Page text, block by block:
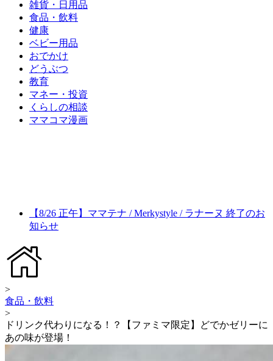
雑貨・日用品
食品・飲料
健康
ベビー用品
おでかけ
どうぶつ
教育
マネー・投資
くらしの相談
ママコマ漫画
【8/26 正午】ママテナ / Merkystyle / ラナーヌ 終了のお
知らせ
>
食品・飲料
>
ドリンク代わりになる！？【ファミマ限定】どでかゼリーに
あの味が登場！